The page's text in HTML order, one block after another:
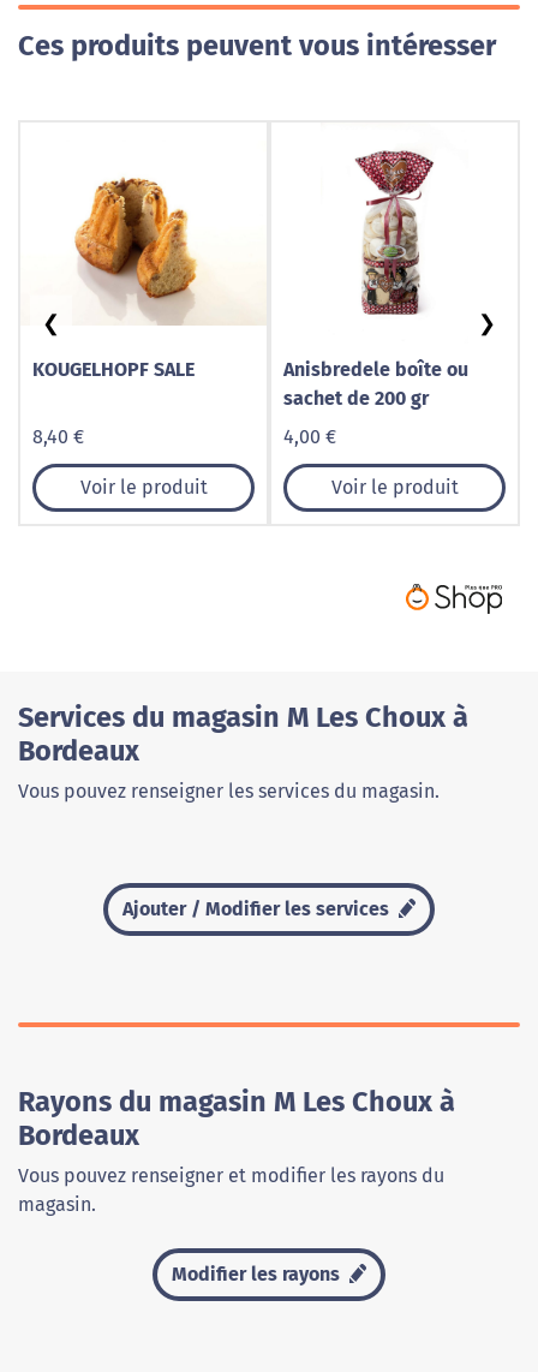
Ces produits peuvent vous intéresser
KOUGELHOPF SALE
8,40 €
Voir le produit
Anisbredele boîte ou
sachet de 200 gr
4,00 €
Voir le produit
❮ ❯
Services du magasin M Les Choux à
Bordeaux
Vous pouvez renseigner les services du magasin.
Ajouter / Modifier les services
Rayons du magasin M Les Choux à
Bordeaux
Vous pouvez renseigner et modifier les rayons du
magasin.
Modifier les rayons